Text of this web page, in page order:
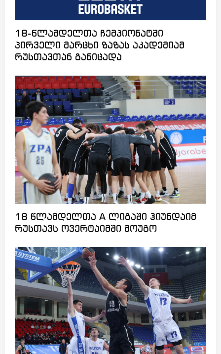
18-წლამდელთა ჩემპიონატში
პირველი მარცხი ზაზას აკადემიამ
რუსთავთან განიცადა
18 წლამდელთა A ლიგაში ჰიუნდაიმ
რუსთავს ოვერტაიმში მოუგო